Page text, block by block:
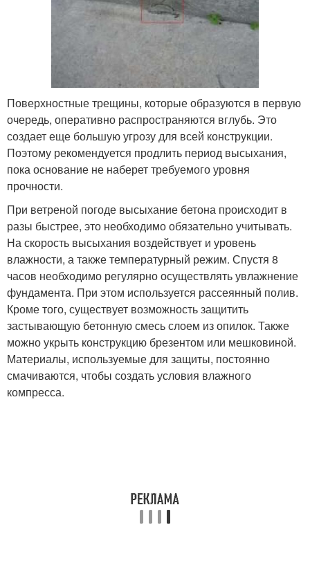
Поверхностные трещины, которые образуются в первую
очередь, оперативно распространяются вглубь. Это
создает еще большую угрозу для всей конструкции.
Поэтому рекомендуется продлить период высыхания,
пока основание не наберет требуемого уровня
прочности.
При ветреной погоде высыхание бетона происходит в
разы быстрее, это необходимо обязательно учитывать.
На скорость высыхания воздействует и уровень
влажности, а также температурный режим. Спустя 8
часов необходимо регулярно осуществлять увлажнение
фундамента. При этом используется рассеянный полив.
Кроме того, существует возможность защитить
застывающую бетонную смесь слоем из опилок. Также
можно укрыть конструкцию брезентом или мешковиной.
Материалы, используемые для защиты, постоянно
смачиваются, чтобы создать условия влажного
компресса.